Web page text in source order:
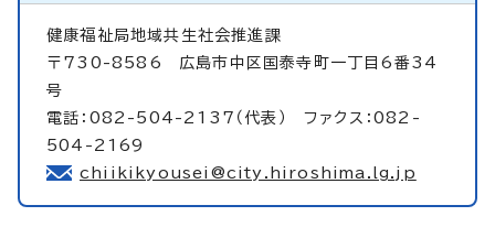
健康福祉局地域共生社会推進課
〒730-8586 広島市中区国泰寺町一丁目6番34
号
電話：082-504-2137（代表） ファクス：082-
504-2169
chiikikyousei@city.hiroshima.lg.jp